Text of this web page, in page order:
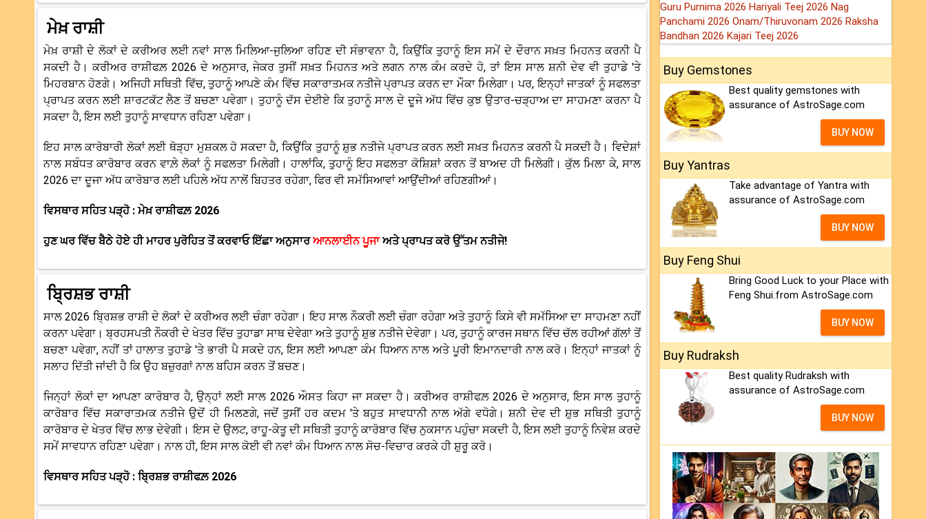
ਮੇਖ਼ ਰਾਸ਼ੀ
ਮੇਖ਼ ਰਾਸ਼ੀ ਦੇ ਲੋਕਾਂ ਦੇ ਕਰੀਅਰ ਲਈ ਨਵਾਂ ਸਾਲ ਮਿਲਿਆ-ਜੁਲਿਆ ਰਹਿਣ ਦੀ ਸੰਭਾਵਨਾ ਹੈ, ਕਿਉਂਕਿ ਤੁਹਾਨੂੰ ਇਸ ਸਮੇਂ ਦੇ ਦੌਰਾਨ ਸਖ਼ਤ ਮਿਹਨਤ ਕਰਨੀ ਪੈ
ਸਕਦੀ ਹੈ। ਕਰੀਅਰ ਰਾਸ਼ੀਫਲ਼ 2026 ਦੇ ਅਨੁਸਾਰ, ਜੇਕਰ ਤੁਸੀਂ ਸਖ਼ਤ ਮਿਹਨਤ ਅਤੇ ਲਗਨ ਨਾਲ ਕੰਮ ਕਰਦੇ ਹੋ, ਤਾਂ ਇਸ ਸਾਲ ਸ਼ਨੀ ਦੇਵ ਵੀ ਤੁਹਾਡੇ 'ਤੇ
ਮਿਹਰਬਾਨ ਹੋਣਗੇ। ਅਜਿਹੀ ਸਥਿਤੀ ਵਿੱਚ, ਤੁਹਾਨੂੰ ਆਪਣੇ ਕੰਮ ਵਿੱਚ ਸਕਾਰਾਤਮਕ ਨਤੀਜੇ ਪ੍ਰਾਪਤ ਕਰਨ ਦਾ ਮੌਕਾ ਮਿਲੇਗਾ। ਪਰ, ਇਨ੍ਹਾਂ ਜਾਤਕਾਂ ਨੂੰ ਸਫਲਤਾ
ਪ੍ਰਾਪਤ ਕਰਨ ਲਈ ਸ਼ਾਰਟਕੱਟ ਲੈਣ ਤੋਂ ਬਚਣਾ ਪਵੇਗਾ। ਤੁਹਾਨੂੰ ਦੱਸ ਦੇਈਏ ਕਿ ਤੁਹਾਨੂੰ ਸਾਲ ਦੇ ਦੂਜੇ ਅੱਧ ਵਿੱਚ ਕੁਝ ਉਤਾਰ-ਚੜ੍ਹਾਅ ਦਾ ਸਾਹਮਣਾ ਕਰਨਾ ਪੈ
ਸਕਦਾ ਹੈ, ਇਸ ਲਈ ਤੁਹਾਨੂੰ ਸਾਵਧਾਨ ਰਹਿਣਾ ਪਵੇਗਾ।
ਇਹ ਸਾਲ ਕਾਰੋਬਾਰੀ ਲੋਕਾਂ ਲਈ ਥੋੜ੍ਹਾ ਮੁਸ਼ਕਲ ਹੋ ਸਕਦਾ ਹੈ, ਕਿਉਂਕਿ ਤੁਹਾਨੂੰ ਸ਼ੁਭ ਨਤੀਜੇ ਪ੍ਰਾਪਤ ਕਰਨ ਲਈ ਸਖ਼ਤ ਮਿਹਨਤ ਕਰਨੀ ਪੈ ਸਕਦੀ ਹੈ। ਵਿਦੇਸ਼ਾਂ
ਨਾਲ ਸਬੰਧਤ ਕਾਰੋਬਾਰ ਕਰਨ ਵਾਲ਼ੇ ਲੋਕਾਂ ਨੂੰ ਸਫਲਤਾ ਮਿਲੇਗੀ। ਹਾਲਾਂਕਿ, ਤੁਹਾਨੂੰ ਇਹ ਸਫਲਤਾ ਕੋਸ਼ਿਸ਼ਾਂ ਕਰਨ ਤੋਂ ਬਾਅਦ ਹੀ ਮਿਲੇਗੀ। ਕੁੱਲ ਮਿਲਾ ਕੇ, ਸਾਲ
2026 ਦਾ ਦੂਜਾ ਅੱਧ ਕਾਰੋਬਾਰ ਲਈ ਪਹਿਲੇ ਅੱਧ ਨਾਲੋਂ ਬਿਹਤਰ ਰਹੇਗਾ, ਫਿਰ ਵੀ ਸਮੱਸਿਆਵਾਂ ਆਉਂਦੀਆਂ ਰਹਿਣਗੀਆਂ।
ਵਿਸਥਾਰ ਸਹਿਤ ਪੜ੍ਹੋ : ਮੇਖ਼ ਰਾਸ਼ੀਫਲ਼ 2026
ਹੁਣ ਘਰ ਵਿੱਚ ਬੈਠੇ ਹੋਏ ਹੀ ਮਾਹਰ ਪੁਰੋਹਿਤ ਤੋਂ ਕਰਵਾਓ ਇੱਛਾ ਅਨੁਸਾਰਆਨਲਾਈਨ ਪੂਜਾਅਤੇ ਪ੍ਰਾਪਤ ਕਰੋ ਉੱਤਮ ਨਤੀਜੇ!
ਬ੍ਰਿਸ਼ਭ ਰਾਸ਼ੀ
ਸਾਲ 2026 ਬ੍ਰਿਸ਼ਭ ਰਾਸ਼ੀ ਦੇ ਲੋਕਾਂ ਦੇ ਕਰੀਅਰ ਲਈ ਚੰਗਾ ਰਹੇਗਾ। ਇਹ ਸਾਲ ਨੌਕਰੀ ਲਈ ਚੰਗਾ ਰਹੇਗਾ ਅਤੇ ਤੁਹਾਨੂੰ ਕਿਸੇ ਵੀ ਸਮੱਸਿਆ ਦਾ ਸਾਹਮਣਾ ਨਹੀਂ
ਕਰਨਾ ਪਵੇਗਾ। ਬ੍ਰਹਸਪਤੀ ਨੌਕਰੀ ਦੇ ਖੇਤਰ ਵਿੱਚ ਤੁਹਾਡਾ ਸਾਥ ਦੇਵੇਗਾ ਅਤੇ ਤੁਹਾਨੂੰ ਸ਼ੁਭ ਨਤੀਜੇ ਦੇਵੇਗਾ। ਪਰ, ਤੁਹਾਨੂੰ ਕਾਰਜ ਸਥਾਨ ਵਿੱਚ ਚੱਲ ਰਹੀਆਂ ਗੱਲਾਂ ਤੋਂ
ਬਚਣਾ ਪਵੇਗਾ, ਨਹੀਂ ਤਾਂ ਹਾਲਾਤ ਤੁਹਾਡੇ 'ਤੇ ਭਾਰੀ ਪੈ ਸਕਦੇ ਹਨ, ਇਸ ਲਈ ਆਪਣਾ ਕੰਮ ਧਿਆਨ ਨਾਲ ਅਤੇ ਪੂਰੀ ਇਮਾਨਦਾਰੀ ਨਾਲ ਕਰੋ। ਇਨ੍ਹਾਂ ਜਾਤਕਾਂ ਨੂੰ
ਸਲਾਹ ਦਿੱਤੀ ਜਾਂਦੀ ਹੈ ਕਿ ਉਹ ਬਜ਼ੁਰਗਾਂ ਨਾਲ ਬਹਿਸ ਕਰਨ ਤੋਂ ਬਚਣ।
ਜਿਨ੍ਹਾਂ ਲੋਕਾਂ ਦਾ ਆਪਣਾ ਕਾਰੋਬਾਰ ਹੈ, ਉਨ੍ਹਾਂ ਲਈ ਸਾਲ 2026 ਔਸਤ ਕਿਹਾ ਜਾ ਸਕਦਾ ਹੈ। ਕਰੀਅਰ ਰਾਸ਼ੀਫਲ਼ 2026 ਦੇ ਅਨੁਸਾਰ, ਇਸ ਸਾਲ ਤੁਹਾਨੂੰ
ਕਾਰੋਬਾਰ ਵਿੱਚ ਸਕਾਰਾਤਮਕ ਨਤੀਜੇ ਉਦੋਂ ਹੀ ਮਿਲਣਗੇ, ਜਦੋਂ ਤੁਸੀਂ ਹਰ ਕਦਮ 'ਤੇ ਬਹੁਤ ਸਾਵਧਾਨੀ ਨਾਲ ਅੱਗੇ ਵਧੋਗੇ। ਸ਼ਨੀ ਦੇਵ ਦੀ ਸ਼ੁਭ ਸਥਿਤੀ ਤੁਹਾਨੂੰ
ਕਾਰੋਬਾਰ ਦੇ ਖੇਤਰ ਵਿੱਚ ਲਾਭ ਦੇਵੇਗੀ। ਇਸ ਦੇ ਉਲਟ, ਰਾਹੂ-ਕੇਤੂ ਦੀ ਸਥਿਤੀ ਤੁਹਾਨੂੰ ਕਾਰੋਬਾਰ ਵਿੱਚ ਨੁਕਸਾਨ ਪਹੁੰਚਾ ਸਕਦੀ ਹੈ, ਇਸ ਲਈ ਤੁਹਾਨੂੰ ਨਿਵੇਸ਼ ਕਰਦੇ
ਸਮੇਂ ਸਾਵਧਾਨ ਰਹਿਣਾ ਪਵੇਗਾ। ਨਾਲ ਹੀ, ਇਸ ਸਾਲ ਕੋਈ ਵੀ ਨਵਾਂ ਕੰਮ ਧਿਆਨ ਨਾਲ ਸੋਚ-ਵਿਚਾਰ ਕਰਕੇ ਹੀ ਸ਼ੁਰੂ ਕਰੋ।
ਵਿਸਥਾਰ ਸਹਿਤ ਪੜ੍ਹੋ : ਬ੍ਰਿਸ਼ਭ ਰਾਸ਼ੀਫਲ਼ 2026
Guru Purnima 2026 Hariyali Teej 2026 Nag
Panchami 2026 Onam/Thiruvonam 2026 Raksha
Bandhan 2026 Kajari Teej 2026
Buy Gemstones
Best quality gemstones with
assurance of AstroSage.com
BUY NOW
Buy Yantras
Take advantage of Yantra with
assurance of AstroSage.com
BUY NOW
Buy Feng Shui
Bring Good Luck to your Place with
Feng Shui.from AstroSage.com
BUY NOW
Buy Rudraksh
Best quality Rudraksh with
assurance of AstroSage.com
BUY NOW